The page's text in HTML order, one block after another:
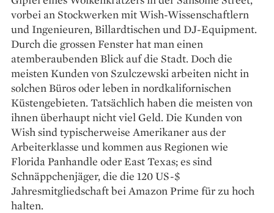
vorbei an Stockwerken mit Wish-Wissenschaftlern
und Ingenieuren, Billardtischen und DJ-Equipment.
Durch die grossen Fenster hat man einen
atemberaubenden Blick auf die Stadt. Doch die
meisten Kunden von Szulczewski arbeiten nicht in
solchen Büros oder leben in nordkalifornischen
Küstengebieten. Tatsächlich haben die meisten von
ihnen überhaupt nicht viel Geld. Die Kunden von
Wish sind typischerweise Amerikaner aus der
Arbeiterklasse und kommen aus Regionen wie
Florida Panhandle oder East Texas; es sind
Schnäppchenjäger, die die 120 US-$
Jahresmitgliedschaft bei Amazon Prime für zu hoch
halten.